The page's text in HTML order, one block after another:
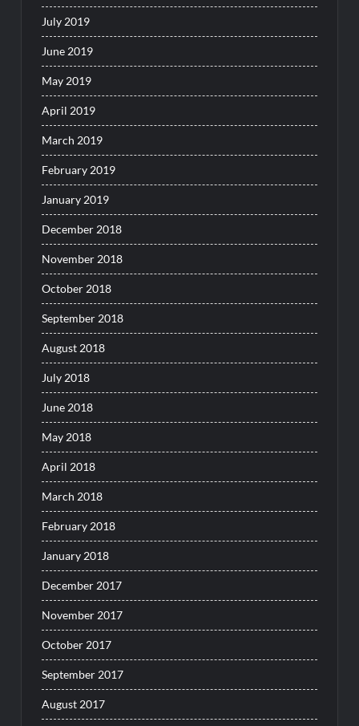
July 2019
June 2019
May 2019
April 2019
March 2019
February 2019
January 2019
December 2018
November 2018
October 2018
September 2018
August 2018
July 2018
June 2018
May 2018
April 2018
March 2018
February 2018
January 2018
December 2017
November 2017
October 2017
September 2017
August 2017